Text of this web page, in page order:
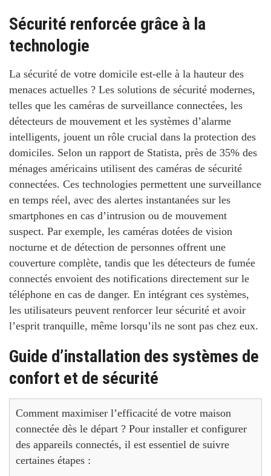
Sécurité renforcée grâce à la
technologie
La sécurité de votre domicile est-elle à la hauteur des
menaces actuelles ? Les solutions de sécurité modernes,
telles que les caméras de surveillance connectées, les
détecteurs de mouvement et les systèmes d’alarme
intelligents, jouent un rôle crucial dans la protection des
domiciles. Selon un rapport de Statista, près de 35% des
ménages américains utilisent des caméras de sécurité
connectées. Ces technologies permettent une surveillance
en temps réel, avec des alertes instantanées sur les
smartphones en cas d’intrusion ou de mouvement
suspect. Par exemple, les caméras dotées de vision
nocturne et de détection de personnes offrent une
couverture complète, tandis que les détecteurs de fumée
connectés envoient des notifications directement sur le
téléphone en cas de danger. En intégrant ces systèmes,
les utilisateurs peuvent renforcer leur sécurité et avoir
l’esprit tranquille, même lorsqu’ils ne sont pas chez eux.
Guide d’installation des systèmes de
confort et de sécurité
Comment maximiser l’efficacité de votre maison
connectée dès le départ ? Pour installer et configurer
des appareils connectés, il est essentiel de suivre
certaines étapes :